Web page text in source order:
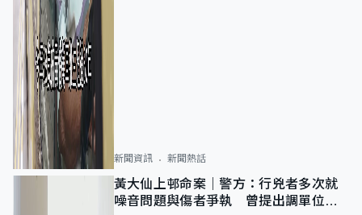
新聞資訊 新聞熱話
黃大仙上邨命案｜警方：行兇者多次就
噪音問題與傷者爭執 曾提出調單位已